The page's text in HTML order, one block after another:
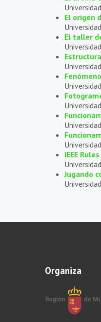
El origen
El taller
IEEE Rules
Jugando
Organiza